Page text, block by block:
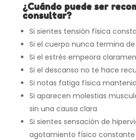
¿Cuándo puede ser
consultar?
Si sientes tensión física
Si el cuerpo nunca termina de
Si el estrés empeora
Si el descanso no te hace
Si notas fatiga física
Si aparecen molestias
sin una causa clara
Si sientes sensación de
agotamiento físico constante